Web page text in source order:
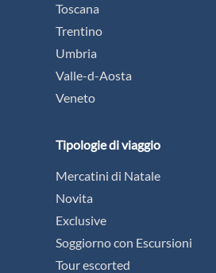
Toscana
Trentino
Umbria
Valle-d-Aosta
Veneto
Tipologie di viaggio
Mercatini di Natale
Novita
Exclusive
Soggiorno con Escursioni
Tour escorted